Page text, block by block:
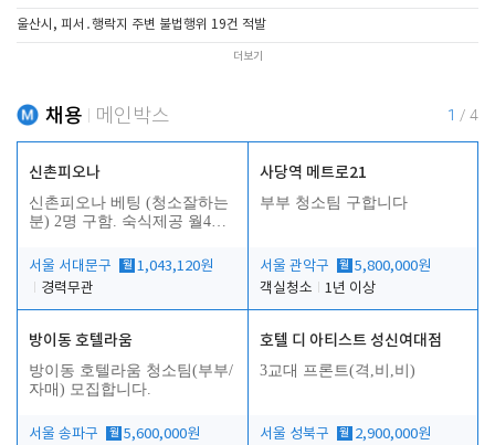
울산시, 피서․행락지 주변 불법행위 19건 적발
더보기
채용 메인박스 1 / 4
신촌피오나
신촌피오나 베팅 (청소잘하는
분) 2명 구함. 숙식제공 월4회
서울 서대문구
월 1,043,120원
경력무관
사당역 메트로21
부부 청소팀 구합니다
서울 관악구 월 5,800,000원
객실청소
1년 이상
방이동 호텔라움
방이동 호텔라움 청소팀(부부/
자매) 모집합니다.
서울 송파구 월 5,600,000원
호텔 디 아티스트 성신여대점
3교대 프론트(격,비,비)
서울 성북구 월 2,900,000원